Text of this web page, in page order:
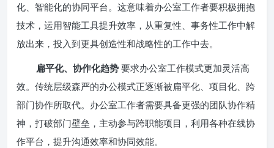
化、智能化的协同平台。这意味着办公室工作者要积极拥抱
技术，运用智能工具提升效率，从重复性、事务性工作中解
放出来，投入到更具创造性和战略性的工作中去。
扁平化、协作化趋势 要求办公室工作模式更加灵活高
效。传统层级森严的办公模式正逐渐被扁平化、项目化、跨
部门协作所取代。办公室工作者需要具备更强的团队协作精
神，打破部门壁垒，主动参与跨职能项目，利用各种在线协
作平台，提升沟通效率和协同效能。